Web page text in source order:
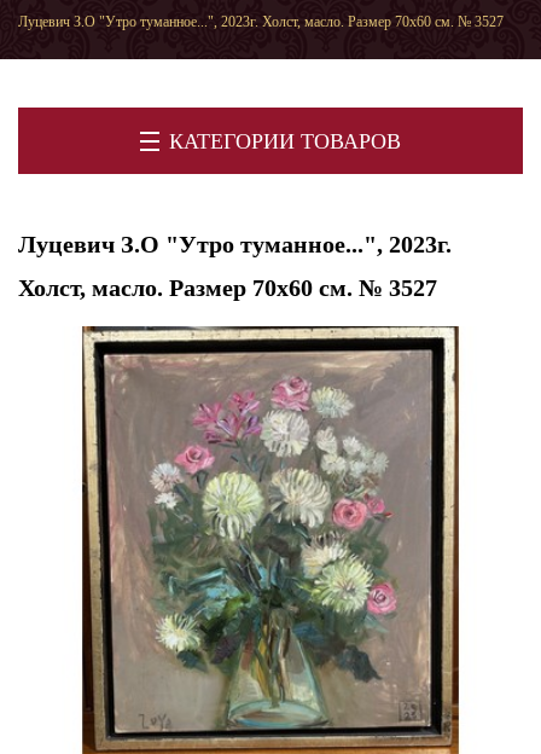
Луцевич З.О "Утро туманное...", 2023г. Холст, масло. Размер 70х60 см. № 3527
КАТЕГОРИИ ТОВАРОВ
Луцевич З.О "Утро туманное...", 2023г.
Холст, масло. Размер 70х60 см. № 3527